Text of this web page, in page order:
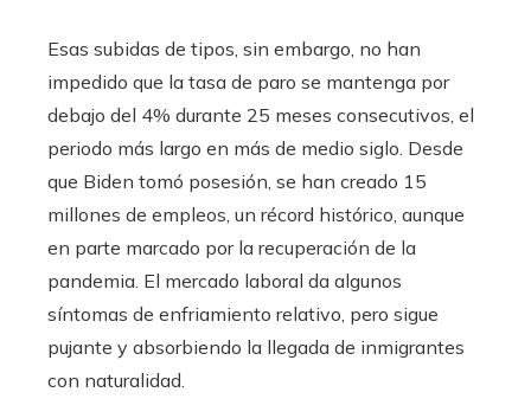
Esas subidas de tipos, sin embargo, no han
impedido que la tasa de paro se mantenga por
debajo del 4% durante 25 meses consecutivos, el
periodo más largo en más de medio siglo. Desde
que Biden tomó posesión, se han creado 15
millones de empleos, un récord histórico, aunque
en parte marcado por la recuperación de la
pandemia. El mercado laboral da algunos
síntomas de enfriamiento relativo, pero sigue
pujante y absorbiendo la llegada de inmigrantes
con naturalidad.